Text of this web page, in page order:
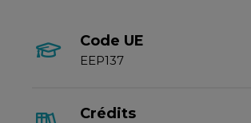
Code UE
EEP137
Crédits